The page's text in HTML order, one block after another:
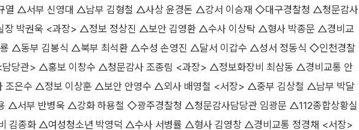
열 △서부 신영대 △남부 김형철 △사상 윤경돈 △강서 이승재 ◇대구경찰청 △청문감사
장 박권욱 <과장> △정보 정상진 △보안 김영환 △수사 이상탁 △형사 박종문 △경비교
△동부 김봉식 △북부 최석환 △수성 손영진 △달서 이갑수 △성서 정동식 ◇인천경찰
당관> △홍보 이창수 △청문감사 조종림 <과장> △정보화장비 최삼동 △경비교통 안
조은수 △정보 이상훈 △보안 안영수 △외사 배영철 <서장> △중부 김상철 △남부 박달
△서부 반병욱 △강화 하용철 ◇광주경찰청 △청문감사담당관 임광문 △112종합상황실
김종화 △여성청소년 박영덕 △수사 서병률 △형사 김영창 △경비교통 정경채 <서장>